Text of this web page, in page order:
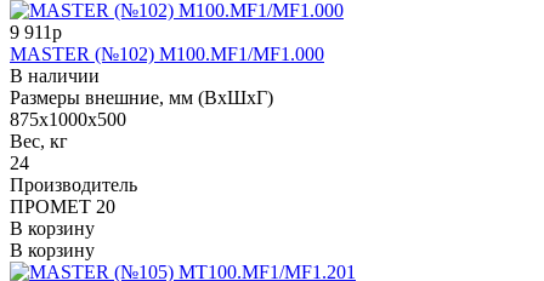
9 911р
MASTER (№102) M100.MF1/MF1.000
В наличии
Размеры внешние, мм (ВхШхГ)
875x1000x500
Вес, кг
24
Производитель
ПРОМЕТ 20
В корзину
В корзину